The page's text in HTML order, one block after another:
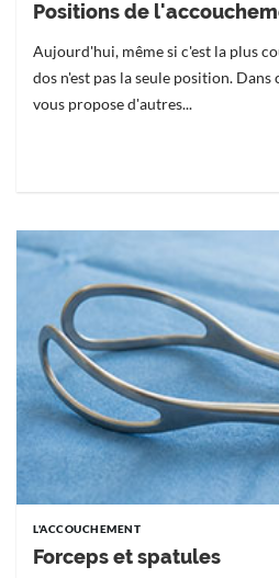
Positions de
Aujourd'hui, même si c'est la plus
dos n'est pas la seule position.
vous propose d'autres...
L'ACCOUCHEMENT
Forceps et spatules